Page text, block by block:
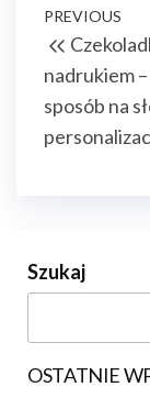
wpisu
Previous
Post
PREVIOUS
nadrukiem
sposób na
Szukaj
OSTATNIE